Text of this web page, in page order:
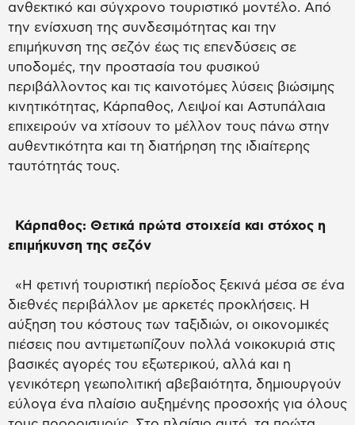
ανθεκτικό και σύγχρονο τουριστικό μοντέλο. Από
την ενίσχυση της συνδεσιμότητας και την
επιμήκυνση της σεζόν έως τις επενδύσεις σε
υποδομές, την προστασία του φυσικού
περιβάλλοντος και τις καινοτόμες λύσεις βιώσιμης
κινητικότητας, Κάρπαθος, Λειψοί και Αστυπάλαια
επιχειρούν να χτίσουν το μέλλον τους πάνω στην
αυθεντικότητα και τη διατήρηση της ιδιαίτερης
ταυτότητάς τους.
Κάρπαθος: Θετικά πρώτα στοιχεία και στόχος η
επιμήκυνση της σεζόν
«Η φετινή τουριστική περίοδος ξεκινά μέσα σε ένα
διεθνές περιβάλλον με αρκετές προκλήσεις. Η
αύξηση του κόστους των ταξιδιών, οι οικονομικές
πιέσεις που αντιμετωπίζουν πολλά νοικοκυριά στις
βασικές αγορές του εξωτερικού, αλλά και η
γενικότερη γεωπολιτική αβεβαιότητα, δημιουργούν
εύλογα ένα πλαίσιο αυξημένης προσοχής για όλους